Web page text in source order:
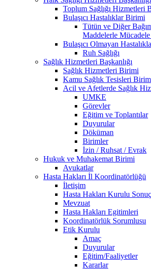
Toplum Sağlığı Hizmetleri
Bulaşıcı Hastalıklar Birimi
Tütün ve Diğer
Maddelerle
Bulaşıcı Olmayan
Ruh Sağlığı
Sağlık Hizmetleri Başkanlığı
Sağlık Hizmetleri Birimi
Kamu Sağlık Tesisleri
Acil ve Afetlerde Sağlık
UMKE
Görevler
Eğitim ve Toplantılar
Duyurular
Döküman
Birimler
İzin / Ruhsat / Evrak
Hukuk ve Muhakemat Birimi
Avukatlar
Hasta Hakları İl Koordinatörlüğü
İletişim
Hasta Hakları Kurulu
Mevzuat
Hasta Hakları Egitimleri
Koordinatörlük Sorumlusu
Etik Kurulu
Amaç
Duyurular
Eğitim/Faaliyetler
Kararlar